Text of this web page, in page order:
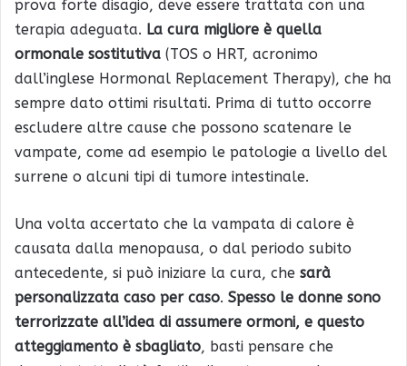
prova forte disagio, deve essere trattata con una
terapia adeguata. La cura migliore è quella
ormonale sostitutiva (TOS o HRT, acronimo
dall’inglese Hormonal Replacement Therapy), che ha
sempre dato ottimi risultati. Prima di tutto occorre
escludere altre cause che possono scatenare le
vampate, come ad esempio le patologie a livello del
surrene o alcuni tipi di tumore intestinale.
Una volta accertato che la vampata di calore è
causata dalla menopausa, o dal periodo subito
antecedente, si può iniziare la cura, che sarà
personalizzata caso per caso. Spesso le donne sono
terrorizzate all’idea di assumere ormoni, e questo
atteggiamento è sbagliato, basti pensare che